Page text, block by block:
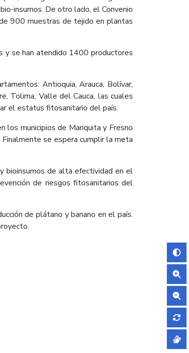
insumos. De otro lado, el Convenio
900 muestras de tejido en plantas
y se han atendido 1400 productores
Antioquia, Arauca, Bolívar,
Tolima, Valle del Cauca, las cuales
el estatus fitosanitario del país.
municipios de Mariquita y Fresno
se espera cumplir la meta
bioinsumos de alta efectividad en el
de riesgos fitosanitarios del
de plátano y banano en el país.